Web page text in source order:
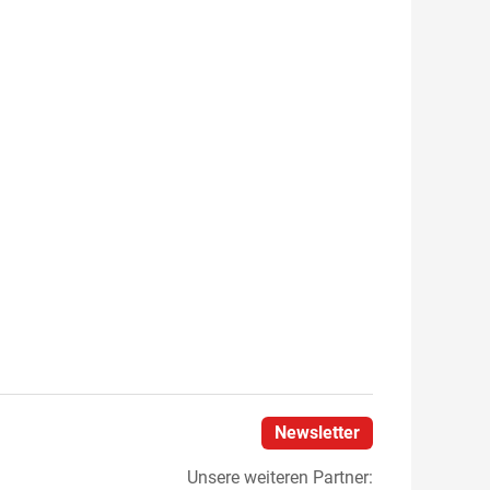
Newsletter
Unsere weiteren Partner: